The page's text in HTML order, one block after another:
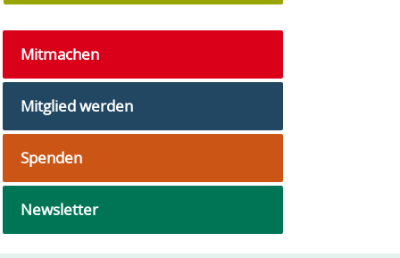
Mitmachen
Mitglied werden
Spenden
Newsletter